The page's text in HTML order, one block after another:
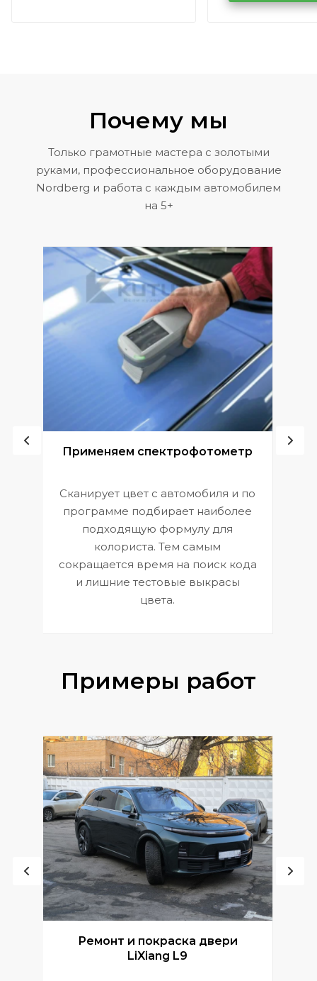
Volkswagen
Почему мы
Только грамотные мастера с золотыми
руками, профессиональное оборудование
Nordberg и работа с каждым автомобилем
на 5+
Применяем спектрофотометр
Сканирует цвет с автомобиля и по
программе подбирает наиболее
подходящую формулу для
колориста. Тем самым
сокращается время на поиск кода
и лишние тестовые выкрасы
цвета.
Примеры работ
Ремонт и покраска двери
LiXiang L9